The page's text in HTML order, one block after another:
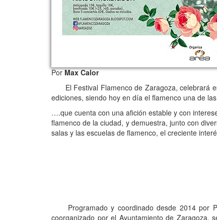
PorMax Calor
El Festival Flamenco de Zaragoza, celebrará
ediciones, siendo hoy en día el flamenco una de
….que cuenta con una afición estable y con
flamenco de la ciudad, y demuestra, junto con
salas y las escuelas de flamenco, el creciente
Programado y coordinado desde 2014 por
coorganizado por el Ayuntamiento de Zaragoza,